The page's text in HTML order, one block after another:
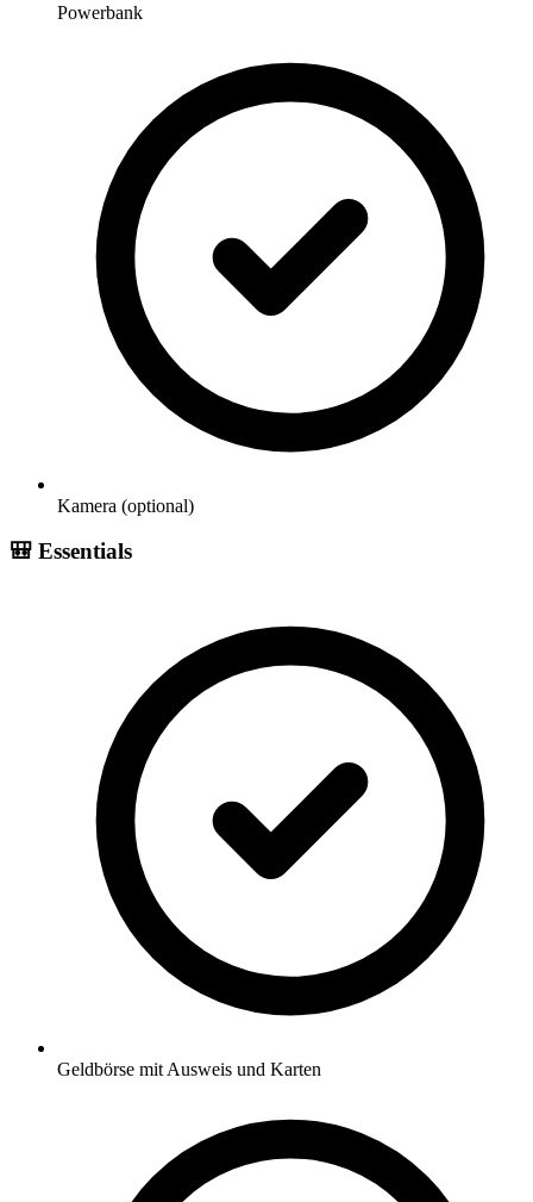
Powerbank
Kamera (optional)
🎒 Essentials
Geldbörse mit Ausweis und Karten